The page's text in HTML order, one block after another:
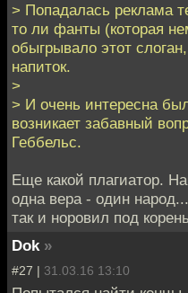
> Попадалась реклама
то ли фанты (которая
обыгрывало этот
напиток.
>
> И очень интересна
возникает забавный
Геббельс.
Еще какой плагиатор.
одна вера - один
так и норовил под
Dok »
#27 | 31.03.16 13:10